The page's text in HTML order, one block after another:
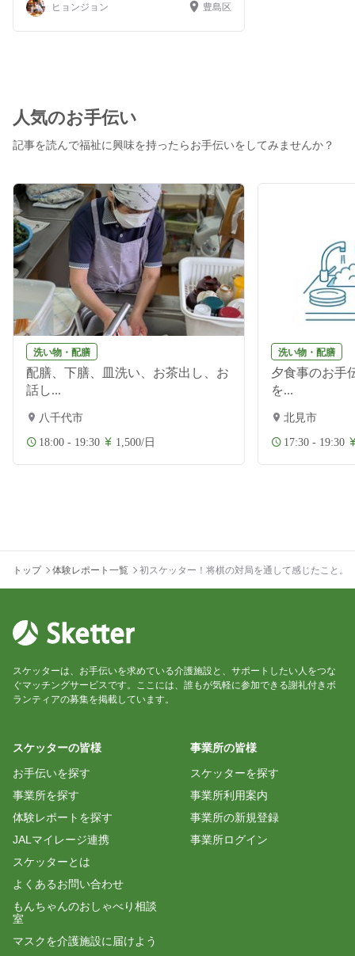
ヒョンジョン 豊島区
人気のお手伝い
記事を読んで福祉に興味を持ったらお手伝いをしてみませんか？
洗い物・配膳
配膳、下膳、皿洗い、お茶出し、お
話し...
八千代市
18:00 - 19:30 1,500/日
洗い物・配膳
夕食事のお手
を...
北見市
17:30 - 19:30
トップ 体験レポート一覧 初スケッター！将棋の対局を通して感じたこと。
スケッターは、お手伝いを求めている介護施設と、サポートしたい人をつな
ぐマッチングサービスです。ここには、誰もが気軽に参加できる謝礼付きボ
ランティアの募集を掲載しています。
スケッターの皆様
お手伝いを探す
事業所を探す
体験レポートを探す
JALマイレージ連携
スケッターとは
よくあるお問い合わせ
もんちゃんのおしゃべり相談
室
マスクを介護施設に届けよう
事業所の皆様
スケッターを探す
事業所利用案内
事業所の新規登録
事業所ログイン